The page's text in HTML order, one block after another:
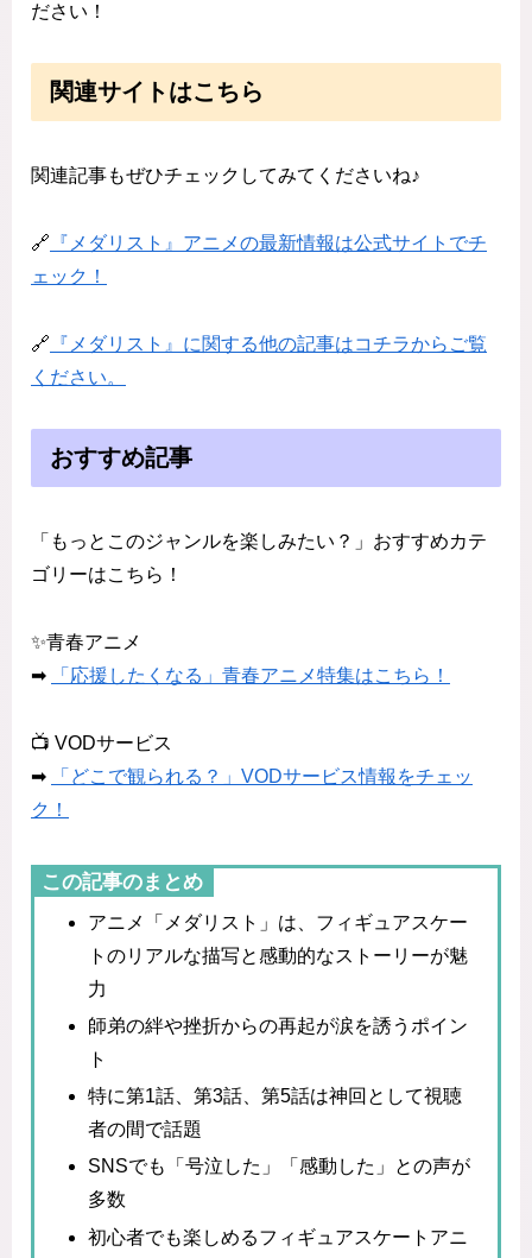
ださい！
関連サイトはこちら
関連記事もぜひチェックしてみてくださいね♪
🔗 『メダリスト』アニメの最新情報は公式サイトでチ
ェック！
🔗 『メダリスト』に関する他の記事はコチラからご覧
ください。
おすすめ記事
「もっとこのジャンルを楽しみたい？」おすすめカテ
ゴリーはこちら！
✨青春アニメ
➡
「応援したくなる」青春アニメ特集はこちら！
📺 VODサービス
➡
「どこで観られる？」VODサービス情報をチェッ
ク！
この記事のまとめ
アニメ「メダリスト」は、フィギュアスケー
トのリアルな描写と感動的なストーリーが魅
力
師弟の絆や挫折からの再起が涙を誘うポイン
ト
特に第1話、第3話、第5話は神回として視聴
者の間で話題
SNSでも「号泣した」「感動した」との声が
多数
初心者でも楽しめるフィギュアスケートアニ